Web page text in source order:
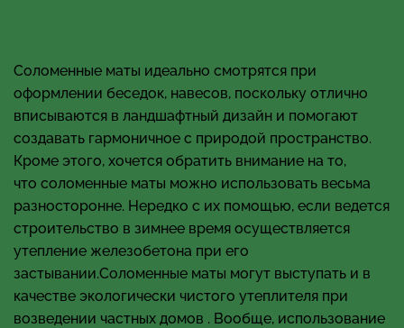
Соломенные маты идеально смотрятся при
оформлении беседок, навесов, поскольку отлично
вписываются в ландшафтный дизайн и помогают
создавать гармоничное с природой пространство.
Кроме этого, хочется обратить внимание на то,
что соломенные маты можно использовать весьма
разносторонне. Нередко с их помощью, если ведется
строительство в зимнее время осуществляется
утепление железобетона при его
застывании.Соломенные маты могут выступать и в
качестве экологически чистого утеплителя при
возведении частных домов . Вообще, использование